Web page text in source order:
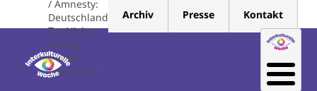
Amnesty:
Deutschland
Tut Nicht
Genug
Gegen
Rassismus
Archiv Presse Kontakt